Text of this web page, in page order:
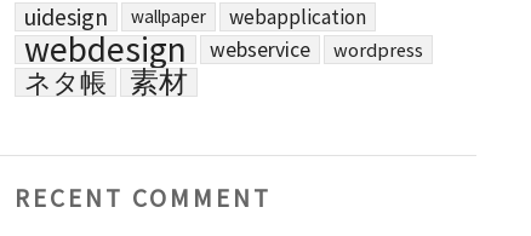
uidesign wallpaper webapplication
webdesign webservice wordpress
ネタ帳 素材
RECENT COMMENT